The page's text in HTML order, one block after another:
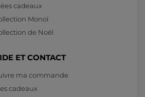
cadeaux
Monoï
de Noël
ET CONTACT
ma commande
cadeaux